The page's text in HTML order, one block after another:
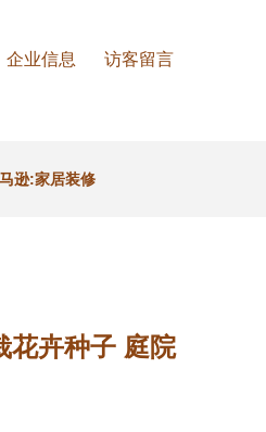
企业信息 访客留言
逊:家居装修
花卉种子 庭院